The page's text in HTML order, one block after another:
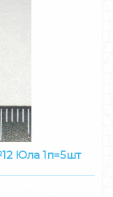
Юла 1п=5шт